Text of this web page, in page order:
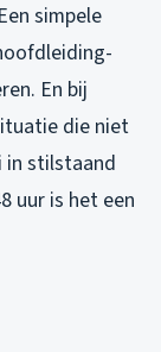
simpele
En bij
die niet
in stilstaand
uur is het een